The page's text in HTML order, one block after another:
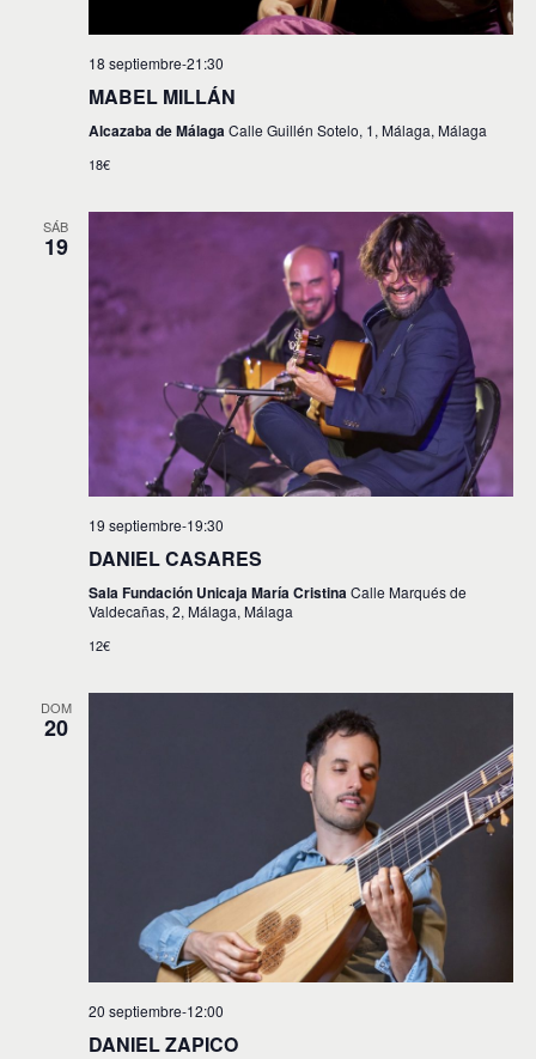
18 septiembre-21:30
MABEL MILLÁN
Alcazaba de MálagaCalle Guillén Sotelo, 1, Málaga, Málaga
18€
SÁB
19
19 septiembre-19:30
DANIEL CASARES
Sala Fundación Unicaja María CristinaCalle Marqués de
Valdecañas, 2, Málaga, Málaga
12€
DOM
20
20 septiembre-12:00
DANIEL ZAPICO